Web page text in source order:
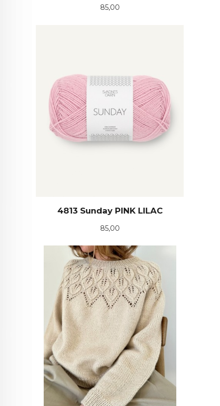
Pris
85,00
4813 Sunday PINK LILAC
Pris
85,00